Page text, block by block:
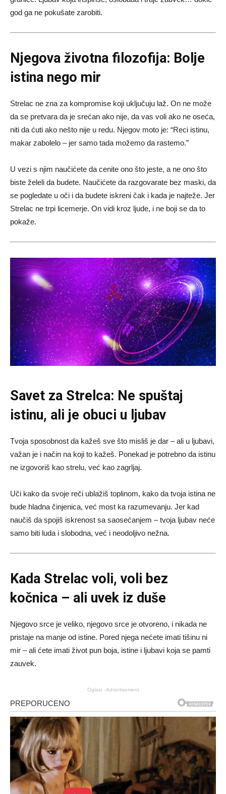
god ga ne pokušate zarobiti.
Njegova životna filozofija: Bolje
istina nego mir
Strelac ne zna za kompromise koji uključuju laž. On ne može
da se pretvara da je srećan ako nije, da vas voli ako ne oseća,
niti da ćuti ako nešto nije u redu. Njegov moto je: “Reci istinu,
makar zabolelo – jer samo tada možemo da rastemo.”
U vezi s njim naučićete da cenite ono što jeste, a ne ono što
biste želeli da budete. Naučićete da razgovarate bez maski, da
se pogledate u oči i da budete iskreni čak i kada je najteže. Jer
Strelac ne trpi licemerje. On vidi kroz ljude, i ne boji se da to
pokaže.
Savet za Strelca: Ne spuštaj
istinu, ali je obuci u ljubav
Tvoja sposobnost da kažeš sve što misliš je dar – ali u ljubavi,
važan je i način na koji to kažeš. Ponekad je potrebno da istinu
ne izgovoriš kao strelu, već kao zagrljaj.
Uči kako da svoje reči ublažiš toplinom, kako da tvoja istina ne
bude hladna činjenica, već most ka razumevanju. Jer kad
naučiš da spojiš iskrenost sa saosećanjem – tvoja ljubav neće
samo biti luda i slobodna, već i neodoljivo nežna.
Kada Strelac voli, voli bez
kočnica – ali uvek iz duše
Njegovo srce je veliko, njegovo srce je otvoreno, i nikada ne
pristaje na manje od istine. Pored njega nećete imati tišinu ni
mir – ali ćete imati život pun boja, istine i ljubavi koja se pamti
zauvek.
Oglasi - Advertisement